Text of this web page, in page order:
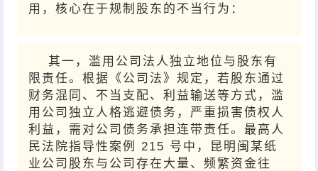
用，核心在于规制股东的不当行为：
其一，滥用公司法人独立地位与股东有
限责任。根据《公司法》规定，若股东通过
财务混同、不当支配、利益输送等方式，滥
用公司独立人格逃避债务，严重损害债权人
利益，需对公司债务承担连带责任。最高人
民法院指导性案例 215 号中，昆明闽某纸
业公司股东与公司存在大量、频繁资金往